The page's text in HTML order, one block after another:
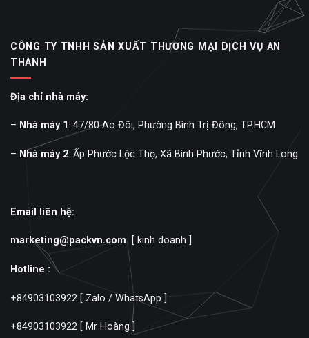
CÔNG TY TNHH SẢN XUẤT THƯƠNG MẠI DỊCH VỤ AN
THÀNH
Địa chỉ nhà máy:
– Nhà máy 1: 47/80 Ao Đôi, Phường Bình Trị Đông, TP.HCM
– Nhà máy 2: Ấp Phước Lộc Thọ, Xã Bình Phước, Tỉnh Vĩnh Long
Email liên hệ:
marketing@packvn.com[ kinh doanh ]
Hotline :
+84903103922 [ Zalo / WhatsApp ]
+84903103922 [ Mr Hoàng ]